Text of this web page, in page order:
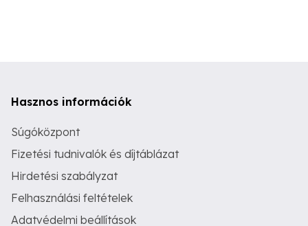
Hasznos információk
Súgóközpont
Fizetési tudnivalók és díjtáblázat
Hirdetési szabályzat
Felhasználási feltételek
Adatvédelmi beállítások